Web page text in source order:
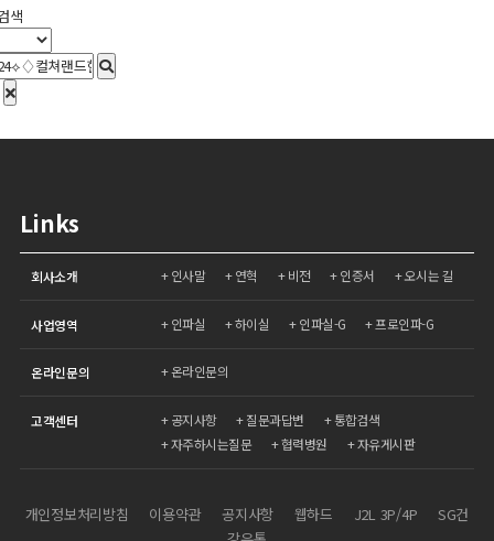
색
Links
회사소개 인사말 연혁 비전 인증서 오시는 길
사업영역 인파실 하이실 인파실-G 프로인파-G
온라인문의 온라인문의
고객센터 공지사항 질문과답변
통합검색
자주하시는질문
협력병원 자유게시판
개인정보처리방침 이용약관 공지사항 웹하드 J2L 3P/4P
SG건